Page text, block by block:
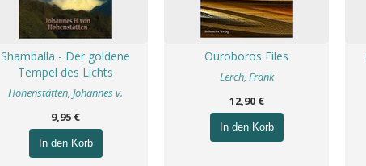
Shamballa - Der goldene
Tempel des Lichts
Hohenstätten, Johannes v.
9,95 €
In den Korb
Ouroboros Files
Lerch, Frank
12,90 €
In den Korb